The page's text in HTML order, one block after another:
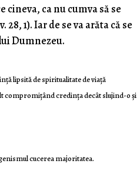
cineva, ca nu cumva să se
1). Iar de se va arăta că se
Dumnezeu.
lipsită de spiritualitate de viaţă
compromiţând credinţa decât slujind-o şi
cucerea majoritatea.